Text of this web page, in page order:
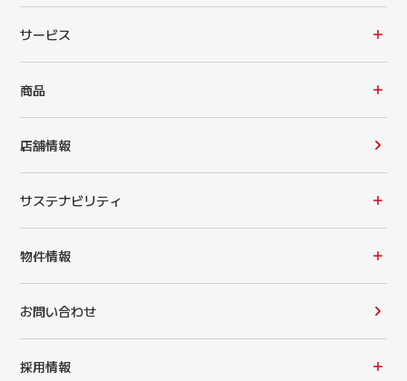
サービス
商品
店舗情報
サステナビリティ
物件情報
お問い合わせ
採用情報